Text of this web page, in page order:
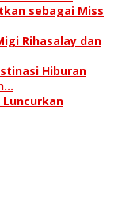
sebagai Miss
Rihasalay dan
Hiburan
Luncurkan